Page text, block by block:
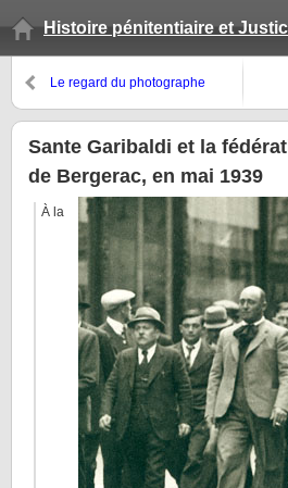
Histoire pénitentiaire et
Le regard du photographe
de Paris
Sante Garibaldi et la
de Bergerac, en mai 1939
À la